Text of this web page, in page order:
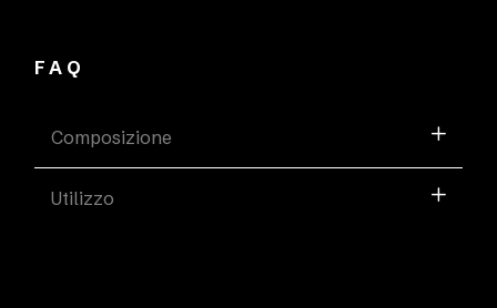
FAQ
Composizione
Utilizzo